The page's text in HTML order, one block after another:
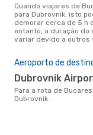
Quando viajares de Bucareste
para Dubrovnik, isto
demorar cerca de 5 h
entanto, a duração do
variar devido a outros
Aeroporto de
Dubrovnik
Para a rota de Bucareste a
Dubrovnik